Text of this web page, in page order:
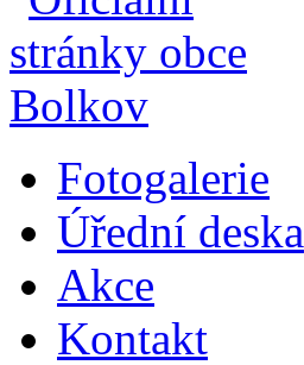
Fotogalerie
Úřední deska
Akce
Kontakt